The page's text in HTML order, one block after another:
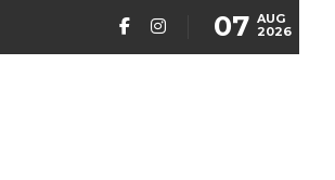
07 AUG
2026